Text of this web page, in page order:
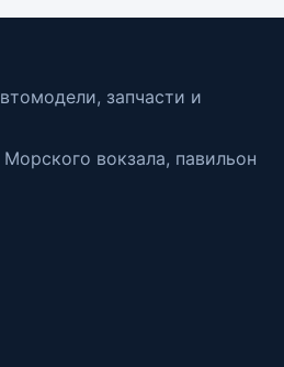
запчасти и
вокзала, павильон